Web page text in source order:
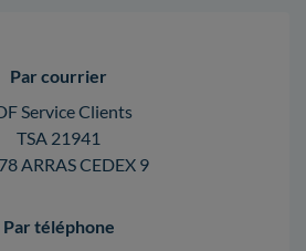
Par courrier
Service Clients
TSA 21941
ARRAS CEDEX 9
Par téléphone